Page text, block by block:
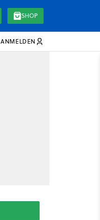
SHOP
ANMELDEN